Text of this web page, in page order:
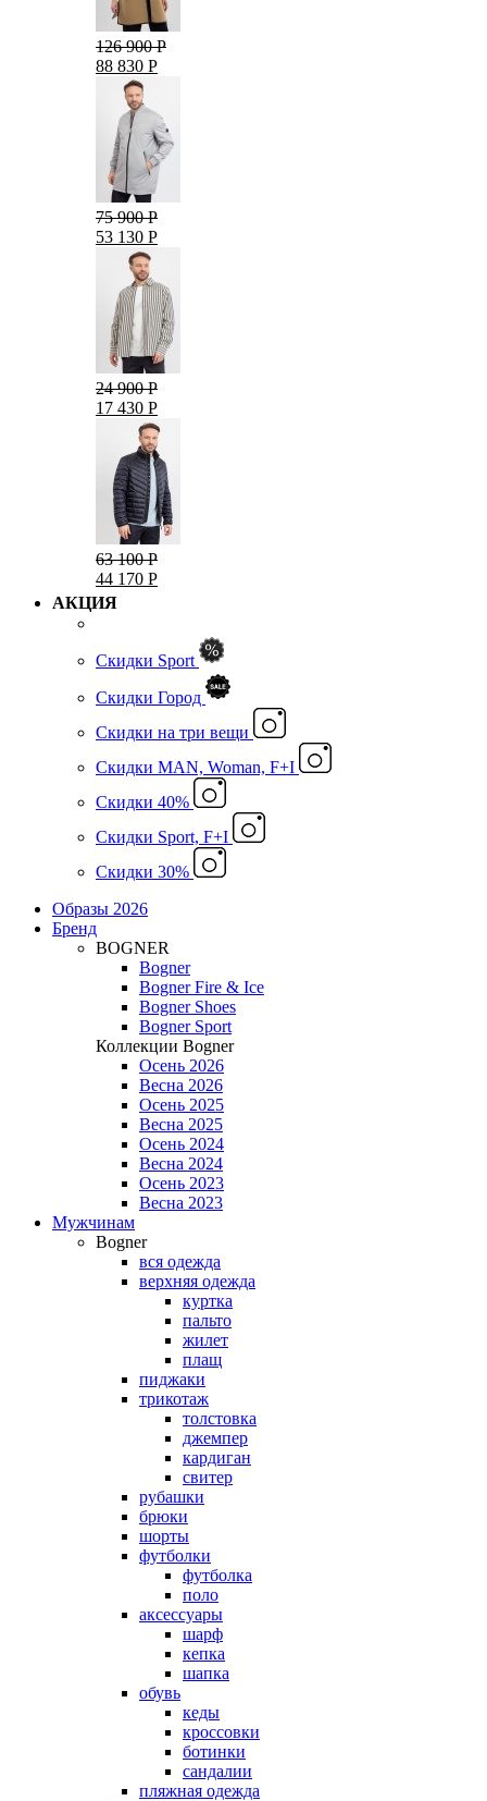
126 900 Р
88 830 Р
75 900 Р
53 130 Р
24 900 Р
17 430 Р
63 100 Р
44 170 Р
АКЦИЯ
Скидки Sport
Скидки Город
Cкидки на три вещи
Скидки MAN, Woman, F+I
Скидки 40%
Скидки Sport, F+I
Скидки 30%
Образы 2026
Бренд
BOGNER
Bogner
Bogner Fire & Ice
Bogner Shoes
Bogner Sport
Коллекции Bogner
Осень 2026
Весна 2026
Осень 2025
Весна 2025
Осень 2024
Весна 2024
Осень 2023
Весна 2023
Мужчинам
Bogner
вся одежда
верхняя одежда
куртка
пальто
жилет
плащ
пиджаки
трикотаж
толстовка
джемпер
кардиган
свитер
рубашки
брюки
шорты
футболки
футболка
поло
аксессуары
шарф
кепка
шапка
обувь
кеды
кроссовки
ботинки
сандалии
пляжная одежда